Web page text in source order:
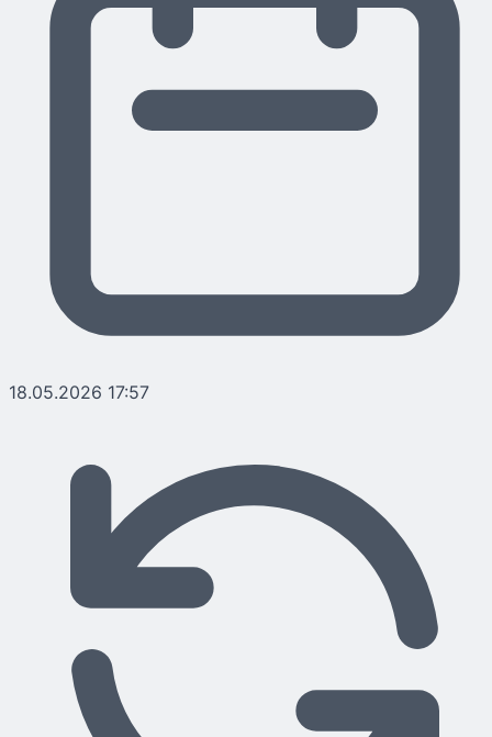
18.05.2026 17:57